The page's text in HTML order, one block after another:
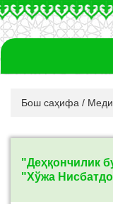
Бош саҳифа /
"Деҳқончилик
"Хўжа